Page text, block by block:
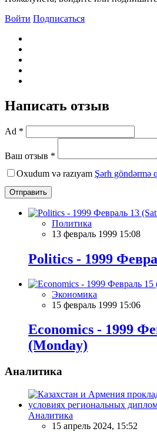
Войти Подписаться
Написать отзыв
Ad *
Ваш отзыв *
Oxudum və razıyam Şərh göndərmə
Отправить
Политика
13 февраль 1999 15:08
Politics - 1999
Экономика
15 февраль 1999 15:06
Economics - 1999
(Monday)
Аналитика
Аналитика
15 апрель 2024, 15:52